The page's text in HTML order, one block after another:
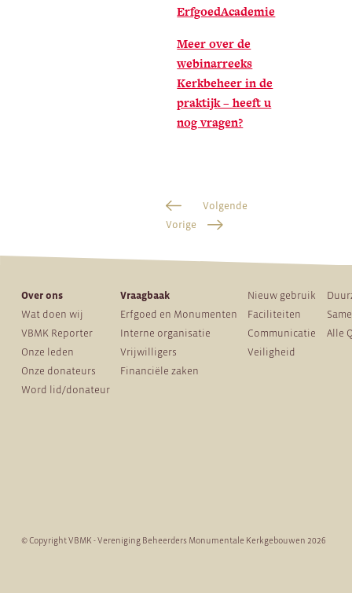
ErfgoedAcademie
Meer over de
webinarreeks
Kerkbeheer in de
praktijk – heeft u
nog vragen?
Vorige
Volgende
Over ons
Wat doen wij
VBMK Reporter
Onze leden
Onze donateurs
Word lid/donateur
Vraagbaak
Erfgoed en Monumenten
Interne organisatie
Vrijwilligers
Financiële zaken
Nieuw gebruik
Faciliteiten
Communicatie
Veiligheid
Alle
© Copyright VBMK - Vereniging Beheerders Monumentale Kerkgebouwen 2026